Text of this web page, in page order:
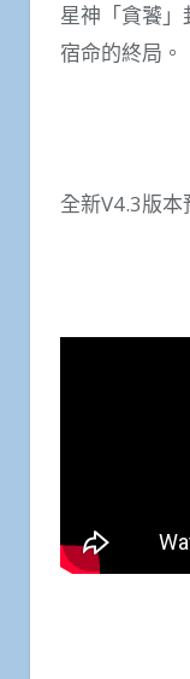
星神「貪饕
宿命的終局。
全新V4.3版本